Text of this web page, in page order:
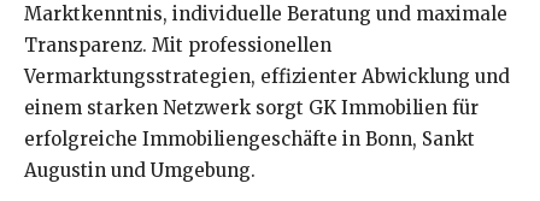
Marktkenntnis, individuelle Beratung und maximale
Transparenz. Mit professionellen
Vermarktungsstrategien, effizienter Abwicklung und
einem starken Netzwerk sorgt GK Immobilien für
erfolgreiche Immobiliengeschäfte in Bonn, Sankt
Augustin und Umgebung.